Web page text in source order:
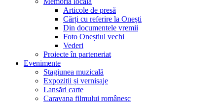
Articole de presă
Cărți cu referire la Onești
Din documentele vremii
Foto Oneștiul vechi
Vederi
Proiecte în parteneriat
Evenimente
Stagiunea muzicală
Expoziții și vernisaje
Lansări carte
Caravana filmului românesc